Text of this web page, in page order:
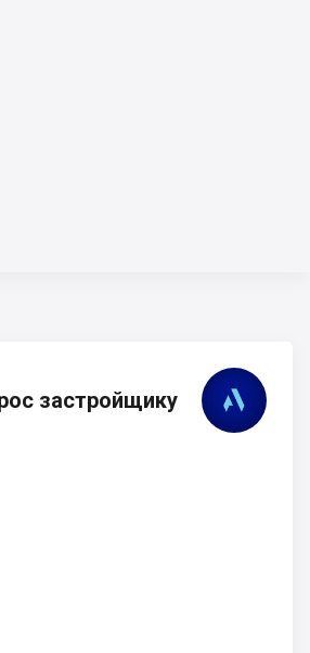
застройщику